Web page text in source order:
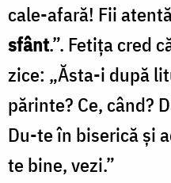
cale-afară! Fii
sfânt.”. Fetița cred
zice: „Ăsta-i după
părinte? Ce, când?
Du-te în biserică și
te bine, vezi.”